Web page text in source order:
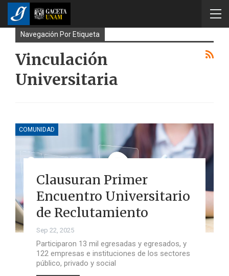
Navegación Por Etiqueta
Vinculación
Universitaria
COMUNIDAD
Clausuran Primer
Encuentro Universitario
de Reclutamiento
Sep 22, 2025
Participaron 13 mil egresadas y egresados, y
122 empresas e instituciones de los sectores
público, privado y social